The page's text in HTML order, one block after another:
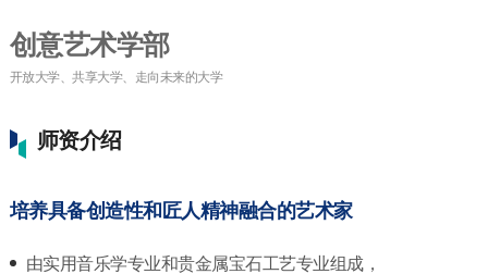
创意艺术学部
师资介绍
培养具备创造性和匠人精神融合的艺术家
由实用音乐学专业和贵金属宝石工艺专业组成，